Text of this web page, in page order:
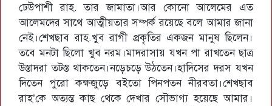
ঢেউপাশী রাহ. তার জামাতা।আর কোনো আলেমের এত
আলেমদের সাথে আত্মীয়তার সম্পর্ক রয়েছে বলে আমার জানা
নেই।শেখছাব রাহ.খুব রাগী প্রকৃতির একজন মানুষ ছিলেন।
তবে মনটা ছিলো খুব নরম।মাদরাসায় যখন পা রাখতেন ছাত্র
উস্তাদরা তটস্ত থাকতেন।নড়েচড়ে উঠতেন।হাদিসের দরস যখন
দিতেন পুরো কক্ষজুড়ে বইতো পিনপতন নীরবতা।শেখছাব
রাহ’কে অত্যন্ত কাছ থেকে দেখার সৌভাগ্য হয়েছে আমার।